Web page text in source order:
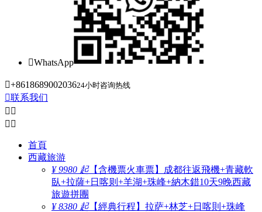
WhatsApp
+861868900203624小时咨询热线
联系我们
 
 
首頁
西藏旅游
¥ 9980 起【含機票火車票】成都往返飛機+青藏軟
臥+拉薩+日喀则+羊湖+珠峰+納木錯10天9晚西藏
旅遊拼團
¥ 8380 起【經典行程】拉萨+林芝+日喀則+珠峰